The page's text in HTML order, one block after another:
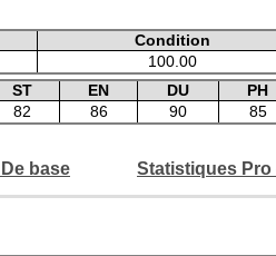
Condition
100.00
ST EN DU PH
82 86 90 85
base Statistiques Pro